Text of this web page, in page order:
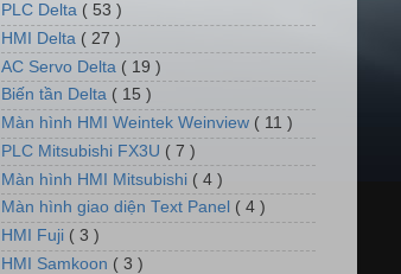
PLC Delta ( 53 )
HMI Delta ( 27 )
AC Servo Delta ( 19 )
Biến tần Delta ( 15 )
Màn hình HMI Weintek Weinview ( 11 )
PLC Mitsubishi FX3U ( 7 )
Màn hình HMI Mitsubishi ( 4 )
Màn hình giao diện Text Panel ( 4 )
HMI Fuji ( 3 )
HMI Samkoon ( 3 )